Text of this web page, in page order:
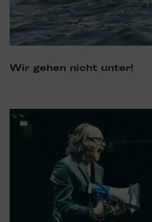
Wir gehen nicht unter!